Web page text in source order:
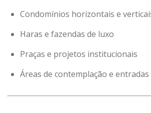
Condomínios horizontais e
Haras e fazendas de luxo
Praças e projetos institucionais
Áreas de contemplação e